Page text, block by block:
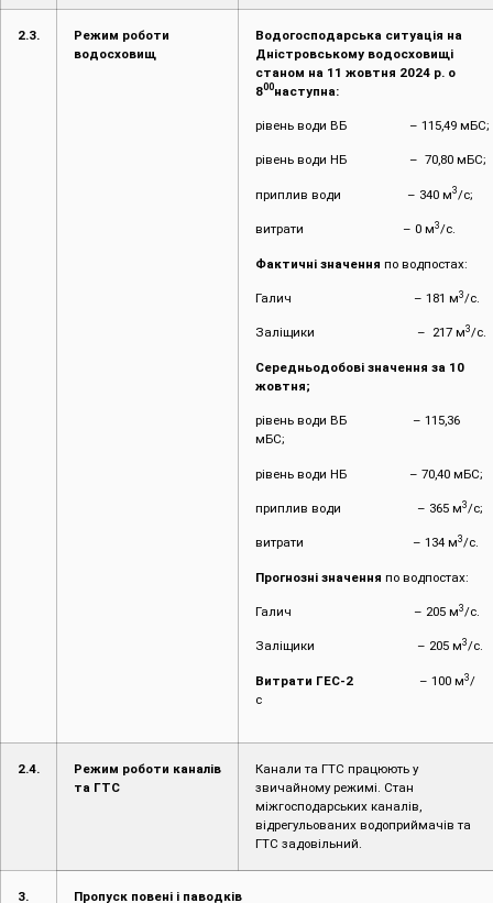
2.3.
Режим роботи
водосховищ
Водогосподарська ситуація на
Дністровському водосховищі
станом на 11 жовтня 2024 р. о
800наступна:
рівень води ВБ – 115,49 мБС;
рівень води НБ – 70,80 мБС;
приплив води – 340 м3/с;
витрати – 0 м3/с.
Фактичні значення по водпостах:
Галич – 181 м3/с.
Заліщики – 217 м3/с.
Середньодобові значення за 10
жовтня;
рівень води ВБ – 115,36
мБС;
рівень води НБ – 70,40 мБС;
приплив води – 365 м3/с;
витрати – 134 м3/с.
Прогнозні значення по водпостах:
Галич – 205 м3/с.
Заліщики – 205 м3/с.
Витрати ГЕС-2 – 100 м3/
с
2.4.
Режим роботи каналів
та ГТС
Канали та ГТС працюють у
звичайному режимі. Стан
міжгосподарських каналів,
відрегульованих водоприймачів та
ГТС задовільний.
3. Пропуск повені і паводків